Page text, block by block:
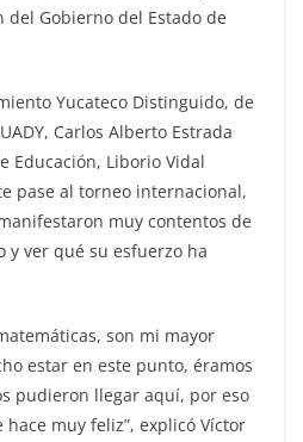
del Gobierno del Estado de
Yucateco Distinguido, de
Carlos Alberto Estrada
Educación, Liborio Vidal
pase al torneo internacional,
muy contentos de
ver qué su esfuerzo ha
son mi mayor
estar en este punto, éramos
pudieron llegar aquí, por eso
muy feliz”, explicó Víctor